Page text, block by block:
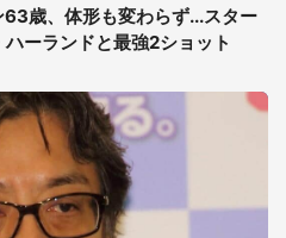
歳、体形も変わらず...スター
ーランドと最強2ショット